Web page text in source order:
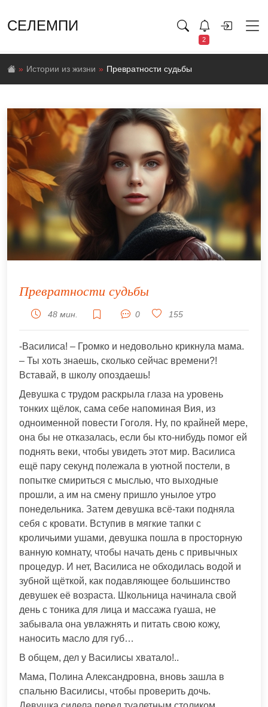
СЕЛЕМПИ
2
Истории из жизни Превратности судьбы
Превратности судьбы
48 мин. 0 155
-Василиса! – Громко и недовольно крикнула мама.
– Ты хоть знаешь, сколько сейчас времени?!
Вставай, в школу опоздаешь!
Девушка с трудом раскрыла глаза на уровень
тонких щёлок, сама себе напоминая Вия, из
одноименной повести Гоголя. Ну, по крайней мере,
она бы не отказалась, если бы кто-нибудь помог ей
поднять веки, чтобы увидеть этот мир. Василиса
ещё пару секунд полежала в уютной постели, в
попытке смириться с мыслью, что выходные
прошли, а им на смену пришло унылое утро
понедельника. Затем девушка всё-таки подняла
себя с кровати. Вступив в мягкие тапки с
кроличьими ушами, девушка пошла в просторную
ванную комнату, чтобы начать день с привычных
процедур. И нет, Василиса не обходилась водой и
зубной щёткой, как подавляющее большинство
девушек её возраста. Школьница начинала свой
день с тоника для лица и массажа гуаша, не
забывала она увлажнять и питать свою кожу,
наносить масло для губ…
В общем, дел у Василисы хватало!..
Мама, Полина Александровна, вновь зашла в
спальню Василисы, чтобы проверить дочь.